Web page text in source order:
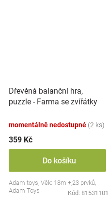
Dřevěná balanční hra,
puzzle - Farma se zvířátky
momentálně nedostupné (2 ks)
359 Kč
Do košíku
Adam toys, Věk: 18m +,23 prvků,
Adam Toys
Kód: 81531101